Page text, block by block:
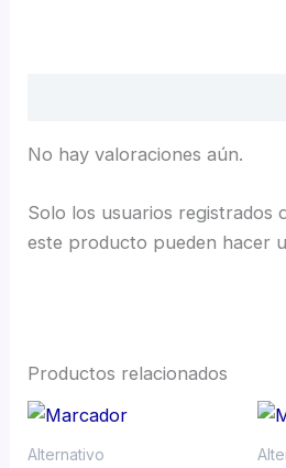
No hay valoraciones aún.
Solo los usuarios registrados
este producto pueden hacer
Productos relacionados
Alternativo